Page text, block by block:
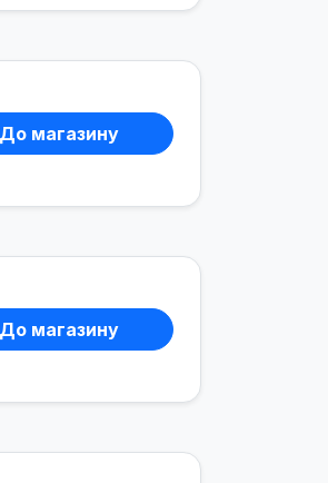
До магазину
До магазину